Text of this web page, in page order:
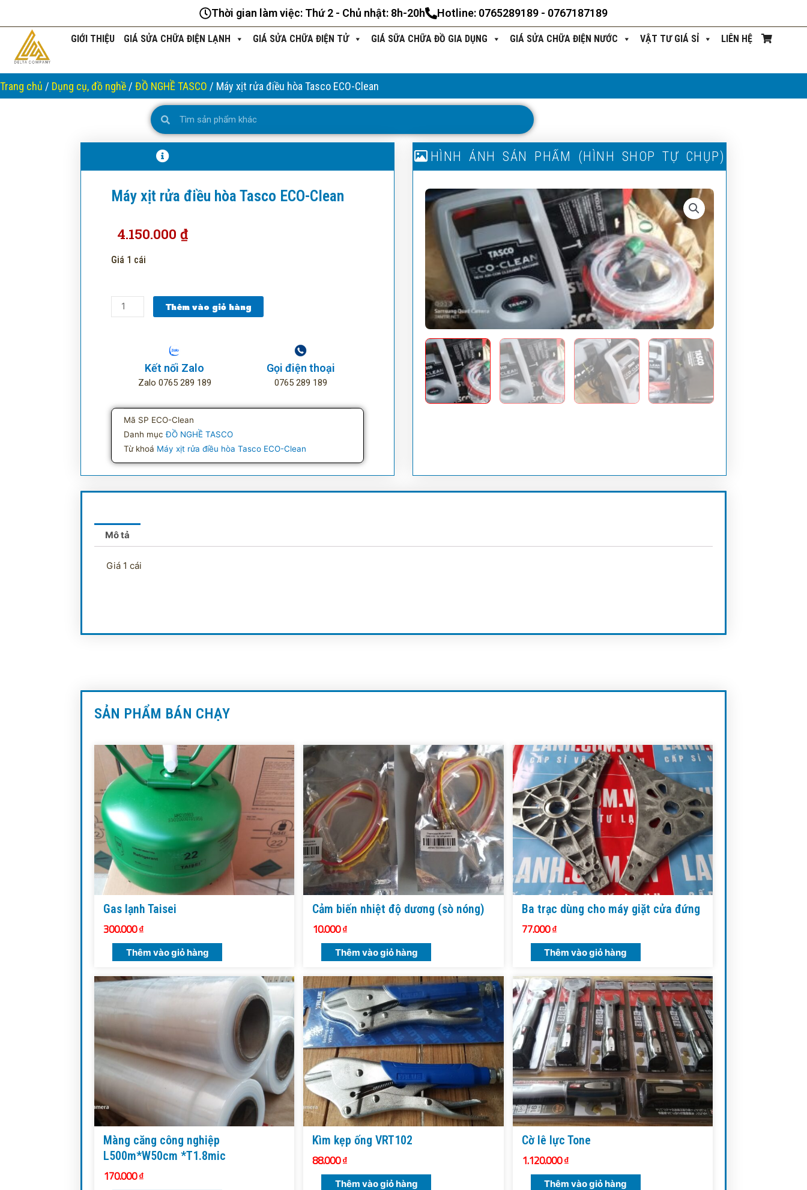
dung
Thời gian làm việc: Thứ 2 - Chủ nhật: 8h-20h Hotline: 0765289189 - 0767187189
GIỚI THIỆU GIÁ SỬA CHỮA ĐIỆN LẠNH GIÁ SỬA CHỮA ĐIỆN TỬ GIÁ SỮA CHỮA ĐỒ GIA DỤNG GIÁ SỬA CHỮA ĐIỆN NƯỚC VẬT TƯ GIÁ SỈ LIÊN HỆ
Trang chủ / Dụng cụ, đồ nghề / ĐỒ NGHỀ TASCO / Máy xịt rửa điều hòa Tasco ECO-Clean
SearchSearch
N P HẨM
N P
Máy xịt rửa điều hòa Tasco ECO-Clean
4.150.000₫
Giá 1 cái
Máy
xịt
Clean
lượng
Thêm vào giỏ hàng
Kết nối Zalo
Zalo 0765 289 189
Gọi điện thoại
0765 289 189
Mã SP ECO-Clean
Danh mục ĐỒ NGHỀ TASCO
Từ khoá Máy xịt rửa điều hòa Tasco ECO-Clean
HÌ NH ẢNH SẢN PHẨM (H ÌN H SH OP TỰ CH ỤP)
Mô tả
Giá 1 cái
SẢN PHẨM BÁN CHẠY
Gas lạnh Taisei
300.000₫
Thêm vào giỏ hàng
Cảm biến nhiệt độ dương (sò nóng)
10.000₫
Thêm vào giỏ hàng
Ba trạc dùng cho máy giặt cửa đứng
77.000₫
Thêm vào giỏ hàng
Màng căng công nghiệp
L500m*W50cm *T1.8mic
170.000₫
Kìm kẹp ống VRT102
88.000₫
Thêm vào giỏ hàng
Cờ lê lực Tone
1.120.000₫
Thêm vào giỏ hàng